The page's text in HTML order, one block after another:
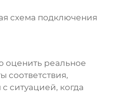
схема подключения
оценить реальное
соответствия,
ситуацией, когда